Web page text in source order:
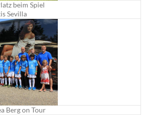
beim Spiel
Sevilla
Berg on Tour